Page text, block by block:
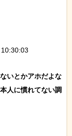
いとかアホだよな
人に慣れてない調